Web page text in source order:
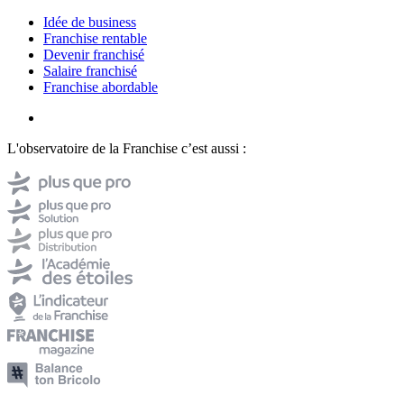
Idée de business
Franchise rentable
Devenir franchisé
Salaire franchisé
Franchise abordable
L'observatoire de la Franchise c’est aussi :